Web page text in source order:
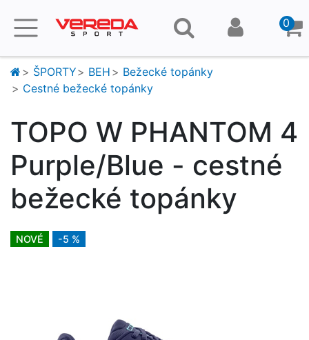
0
ŠPORTY BEH
Bežecké topánky
Cestné bežecké topánky
TOPO W PHANTOM 4
Purple/Blue - cestné
bežecké topánky
NOVÉ -5 %